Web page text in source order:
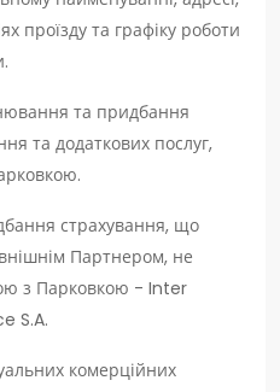
проїзду та графіку роботи
та придбання
та додаткових послуг,
страхування, що
Партнером, не
з Парковкою - Inter
S.A.
комерційних